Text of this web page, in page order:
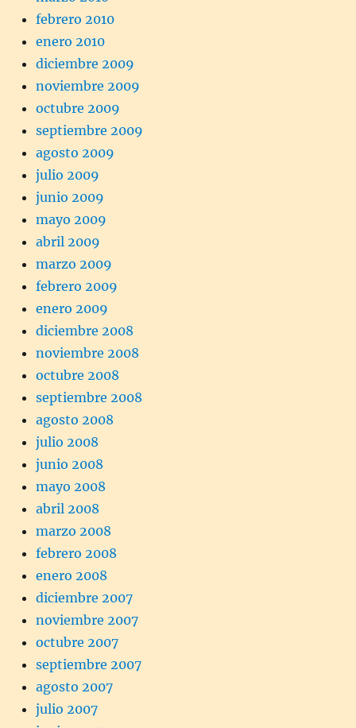
febrero 2010
enero 2010
diciembre 2009
noviembre 2009
octubre 2009
septiembre 2009
agosto 2009
julio 2009
junio 2009
mayo 2009
abril 2009
marzo 2009
febrero 2009
enero 2009
diciembre 2008
noviembre 2008
octubre 2008
septiembre 2008
agosto 2008
julio 2008
junio 2008
mayo 2008
abril 2008
marzo 2008
febrero 2008
enero 2008
diciembre 2007
noviembre 2007
octubre 2007
septiembre 2007
agosto 2007
julio 2007